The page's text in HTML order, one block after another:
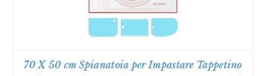
70 X 50 cm Spianatoia per Impastare Tappetino